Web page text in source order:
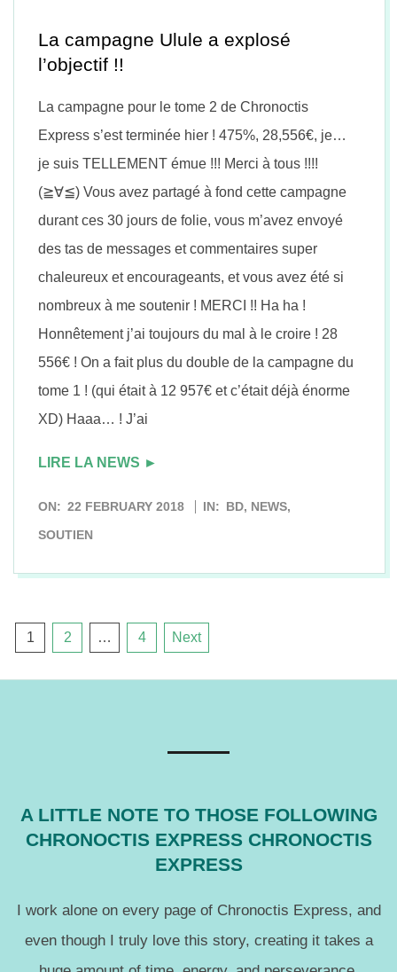
La campagne Ulule a explosé
l’objectif !!
La campagne pour le tome 2 de Chronoctis
Express s’est terminée hier ! 475%, 28,556€, je…
je suis TELLEMENT émue !!! Merci à tous !!!!
(≧∀≦) Vous avez partagé à fond cette campagne
durant ces 30 jours de folie, vous m’avez envoyé
des tas de messages et commentaires super
chaleureux et encourageants, et vous avez été si
nombreux à me soutenir ! MERCI !! Ha ha !
Honnêtement j’ai toujours du mal à le croire ! 28
556€ ! On a fait plus du double de la campagne du
tome 1 ! (qui était à 12 957€ et c’était déjà énorme
XD) Haaa… ! J’ai
LIRE LA NEWS ►
2018-
02-
ON: 22 FEBRUARY 2018 IN: BD, NEWS,
SOUTIEN
Posts
1 2 … 4 Next
A LITTLE NOTE TO THOSE FOLLOWING
CHRONOCTIS EXPRESS CHRONOCTIS
EXPRESS
I work alone on every page of Chronoctis Express, and
even though I truly love this story, creating it takes a